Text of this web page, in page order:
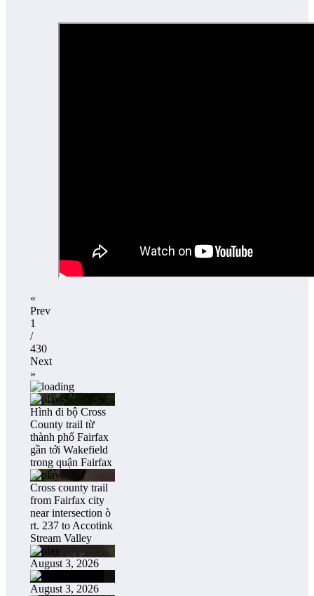
«
Prev
1
/
430
Next
»
Hình đi bộ Cross
County trail từ
thành phố Fairfax
gần tới Wakefield
trong quận Fairfax
Cross county trail
from Fairfax city
near intersection ò
rt. 237 to Accotink
Stream Valley
August 3, 2026
August 3, 2026